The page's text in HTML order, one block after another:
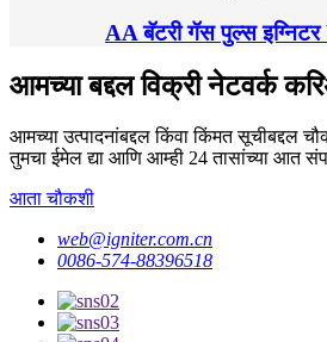
AA बॅटरी गॅस पुल्स
आमच्या बद्दल विक्री नेटवर्क
आमच्या उत्पादनांबद्दल किंवा किंमत सूचीबद्दल
तुमचा ईमेल द्या आणि आम्ही 24 तासांच्या आत
आता चौकशी
web@igniter.com.cn
0086-574-88396518